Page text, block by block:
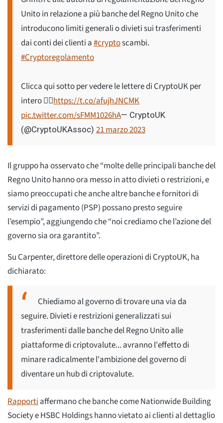
Unito in relazione a più banche del Regno Unito che
introducono limiti generali o divieti sui trasferimenti
dai conti dei clienti a#cryptoscambi.
#Cryptoregolamento
Clicca qui sotto per vedere le lettere di CryptoUK per
intero 👇🏽https://t.co/afujhJNCMK
pic.twitter.com/sFMM1026hA— CryptoUK
(@CryptoUKAssoc) 21 marzo 2023
Il gruppo ha osservato che “molte delle principali banche del
Regno Unito hanno ora messo in atto divieti o restrizioni, e
siamo preoccupati che anche altre banche e fornitori di
servizi di pagamento (PSP) possano presto seguire
l’esempio”, aggiungendo che “noi crediamo che l’azione del
governo sia ora garantito”.
Su Carpenter, direttore delle operazioni di CryptoUK, ha
dichiarato:
Chiediamo al governo di trovare una via da
seguire. Divieti e restrizioni generalizzati sui
trasferimenti dalle banche del Regno Unito alle
piattaforme di criptovalute... avranno l'effetto di
minare radicalmente l'ambizione del governo di
diventare un hub di criptovalute.
Rapportiaffermano che banche come Nationwide Building
Society e HSBC Holdings hanno vietato ai clienti al dettaglio